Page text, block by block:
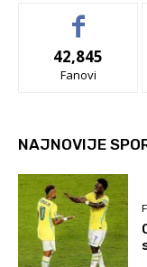
42,845
Fanovi
NAJNOVIJE